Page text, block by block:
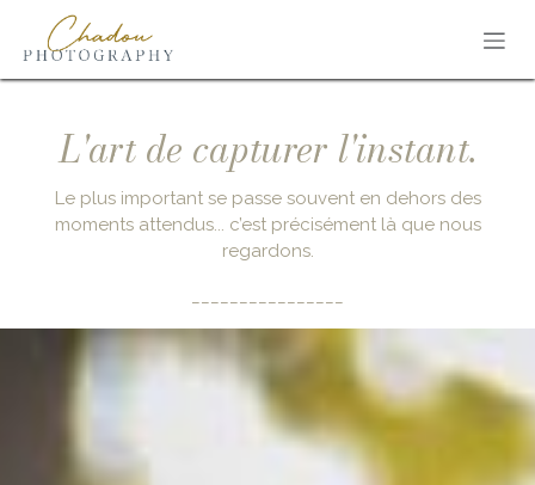
Se rendre au contenu
L'art de capturer l'instant.
Le plus important se passe souvent en dehors des
moments attendus... c’est précisément là que nous
regardons.